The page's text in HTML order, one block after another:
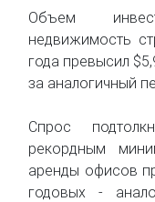
Объем
недвижимость
года превысил
за аналогичный
Спрос
рекордным
аренды офисов
годовых -